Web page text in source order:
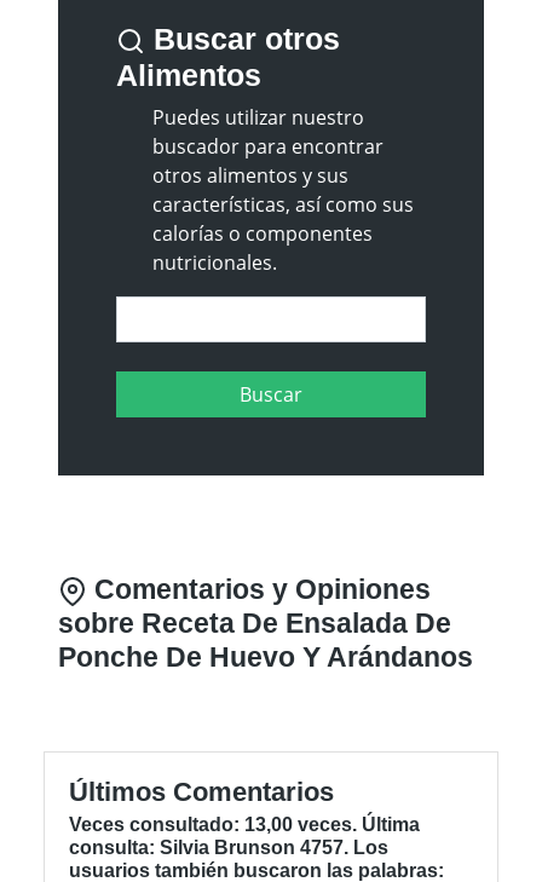
Buscar otros
Alimentos
Puedes utilizar nuestro
buscador para encontrar
otros alimentos y sus
características, así como sus
calorías o componentes
nutricionales.
Comentarios y Opiniones
sobre Receta De Ensalada De
Ponche De Huevo Y Arándanos
Últimos Comentarios
Veces consultado: 13,00 veces. Última
consulta: Silvia Brunson 4757. Los
usuarios también buscaron las palabras: